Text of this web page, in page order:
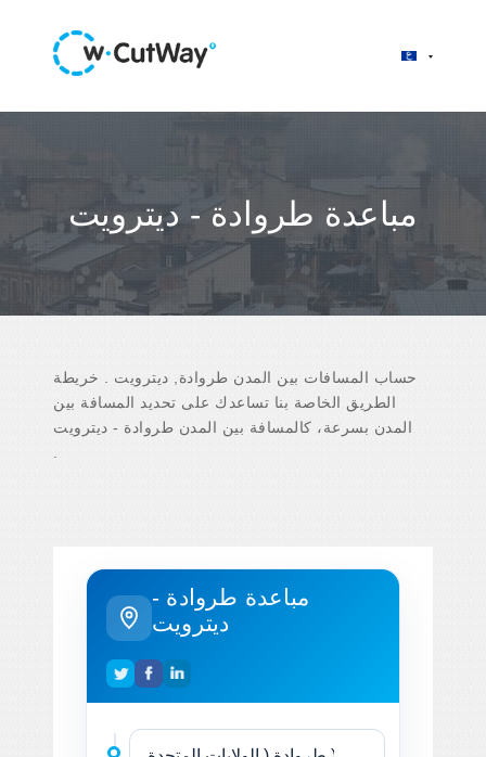
مباعدة طروادة - ديترويت
حساب المسافات بين المدن طروادة, ديترويت . خريطة
الطريق الخاصة بنا تساعدك على تحديد المسافة بين
المدن بسرعة، كالمسافة بين المدن طروادة - ديترويت
مباعدة طروادة -
ديترويت